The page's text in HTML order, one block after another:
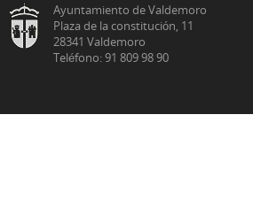
Ayuntamiento de Valdemoro
Plaza de la constitución, 11
28341 Valdemoro
Teléfono: 91 809 98 90